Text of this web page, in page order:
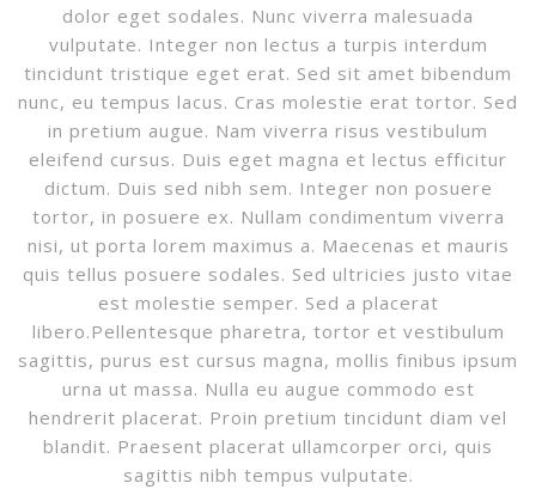
dolor eget sodales. Nunc viverra malesuada
vulputate. Integer non lectus a turpis interdum
tincidunt tristique eget erat. Sed sit amet bibendum
nunc, eu tempus lacus. Cras molestie erat tortor. Sed
in pretium augue. Nam viverra risus vestibulum
eleifend cursus. Duis eget magna et lectus efficitur
dictum. Duis sed nibh sem. Integer non posuere
tortor, in posuere ex. Nullam condimentum viverra
nisi, ut porta lorem maximus a. Maecenas et mauris
quis tellus posuere sodales. Sed ultricies justo vitae
est molestie semper. Sed a placerat
libero.Pellentesque pharetra, tortor et vestibulum
sagittis, purus est cursus magna, mollis finibus ipsum
urna ut massa. Nulla eu augue commodo est
hendrerit placerat. Proin pretium tincidunt diam vel
blandit. Praesent placerat ullamcorper orci, quis
sagittis nibh tempus vulputate.